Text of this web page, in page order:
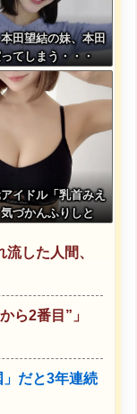
田望結の妹、本田
てしまう・・・
アイドル「乳首みえ
づかんふりしと
した人間、
ら2番目”」
だと3年連続